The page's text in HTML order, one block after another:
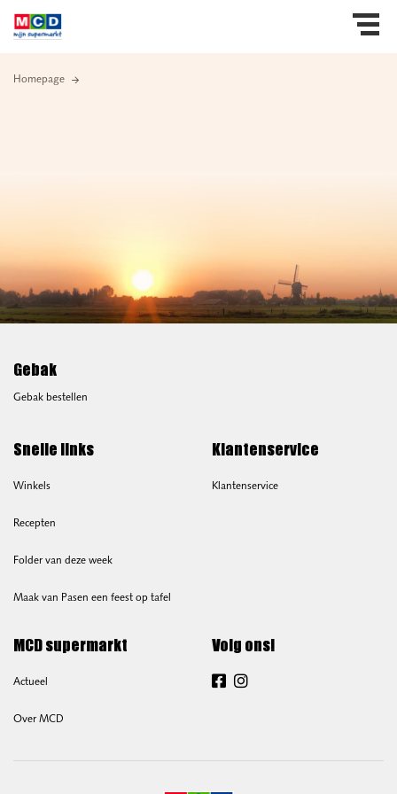
Homepage
Gebak
Gebak bestellen
Snelle links
Winkels
Recepten
Folder van deze week
Maak van Pasen een feest op tafel
Klantenservice
Klantenservice
MCD supermarkt
Actueel
Over MCD
Volg ons!
Facebook